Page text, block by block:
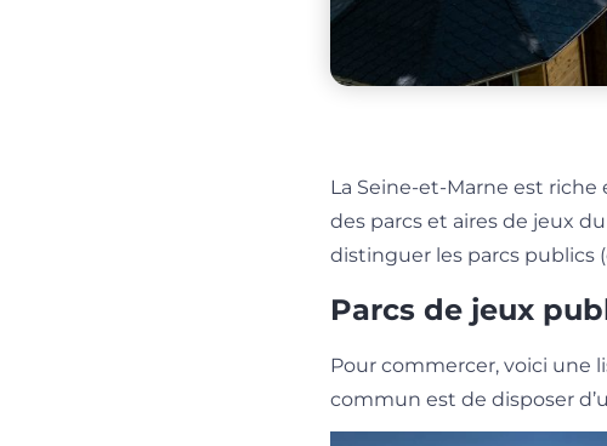
La Seine-et-Marne est
des parcs et aires de jeux
distinguer les parcs publics
Parcs de jeux
Pour commercer, voici une
commun est de disposer